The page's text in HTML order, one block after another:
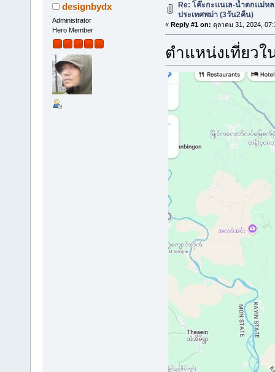
designbydx
Administrator
Hero Member
Re: โค๊ะกะแนเล-น้ำตกแม่หล
ประเทศพม่า (3วัน2คืน)
« Reply #1 on: ตุลาคม 31, 2024,
ตำแหน่งเที่ยวใ